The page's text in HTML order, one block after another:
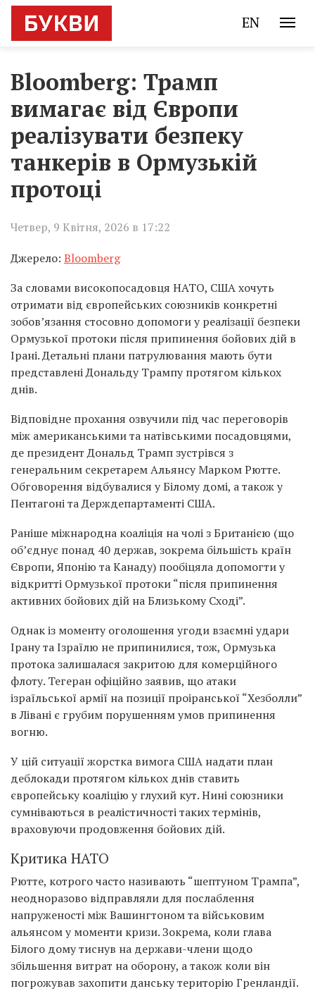
EN
Bloomberg: Трамп
вимагає від Європи
реалізувати безпеку
танкерів в Ормузькій
протоці
Четвер, 9 Квітня, 2026 в 17:22
Джерело: Bloomberg
За словами високопосадовця НАТО, США хочуть
отримати від європейських союзників конкретні
зобов’язання стосовно допомоги у реалізації безпеки
Ормузької протоки після припинення бойових дій в
Ірані.Детальні плани патрулювання мають бути
представлені Дональду Трампу протягом кількох
днів.
Відповідне прохання озвучили під час переговорів
між американськими та натівськими посадовцями,
де президентДональд Трампзустрівся з
генеральним секретарем АльянсуМарком Рютте.
Обговорення відбувалися у Білому домі, а також у
Пентагоні та Держдепартаменті США.
Раніше міжнародна коаліція на чолі з Британією (що
об’єднує понад 40 держав, зокрема більшість країн
Європи, Японію та Канаду) пообіцяла допомогти у
відкритті Ормузької протоки “після припинення
активних бойових дій на Близькому Сході”.
Однак із моменту оголошення угоди взаємні удари
Ірану та Ізраїлю не припинилися, тож, Ормузька
протока залишалася закритою для комерційного
флоту. Тегеран офіційно заявив, що атаки
ізраїльської армії на позиції проіранської “Хезболли”
в Лівані є грубим порушенням умов припинення
вогню.
У цій ситуації жорстка вимога США надати план
деблокади протягом кількох днів ставить
європейську коаліцію у глухий кут. Нині союзники
сумніваються в реалістичності таких термінів,
враховуючи продовження бойових дій.
Критика НАТО
Рютте, котрого часто називають “шептуном Трампа”,
неодноразово відправляли для послаблення
напруженості між Вашингтоном та військовим
альянсом у моменти кризи. Зокрема, коли глава
Білого дому тиснув на держави-члени щодо
збільшення витрат на оборону, а також коли він
погрожував захопити данську територію Гренландії.